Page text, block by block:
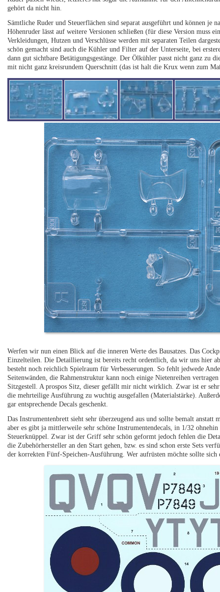
gehört da nicht hin.
Sämtliche Ruder und Steuerflächen sind separat ausgeführt und können je
Höhenruder lässt auf weitere Versionen schließen (für diese Version muss
Verkleidungen, Hutzen und Verschlüsse werden mit separaten Teilen
schön gemacht sind auch die Kühler und Filter auf der Unterseite, bei
dann gut sichtbare Betätigungsgestänge. Der Ölkühler passt nicht ganz zu
mit nicht ganz kreisrundem Querschnitt (das ist halt die Krux wenn zum
Werfen wir nun einen Blick auf die inneren Werte des Bausatzes. Das
Einzelteilen. Die Detaillierung ist bereits recht ordentlich, da wir uns hier
besteht noch reichlich Spielraum für Verbesserungen. So fehlt jedwede
Seitenwänden, die Rahmenstruktur kann noch einige Nietenreihen
Sitzgestell. A prospos Sitz, dieser gefällt mir nicht wirklich. Zwar ist er
die mehrteilige Ausführung zu wuchtig ausgefallen (Materialstärke).
gar entsprechende Decals geschenkt.
Das Instrumentenbrett sieht sehr überzeugend aus und sollte bemalt
aber es gibt ja mittlerweile sehr schöne Instrumentendecals, in 1/32
Steuerknüppel. Zwar ist der Griff sehr schön geformt jedoch fehlen die
die Zubehörhersteller an den Start gehen, bzw. es sind schon erste Sets
der korrekten Fünf-Speichen-Ausführung. Wer aufrüsten möchte sollte sich